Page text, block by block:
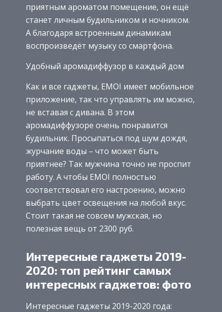
приятным ароматом помещение, он ещё
станет личным будильником и ночником.
А благодаря встроенным динамикам
воспроизведёт музыку со смартфона.
Удобный аромадиффузор в каждый дом
Как и все гаджеты, EMOI имеет мобильное
приложение, так что управлять им можно,
не вставая с дивана. В этом
аромадиффузоре очень понравится
будильник. Просыпаться под шум дождя,
журчание воды – что может быть
приятнее? Так мужчина точно не проспит
работу. А чтобы EMOI полностью
соответствовал его настроению, можно
выбрать цвет освещения на любой вкус.
Стоит такая не совсем мужская, но
полезная вещь от 2300 руб.
Интересные гаджеты 2019-
2020: топ рейтинг самых
интересных гаджетов: фото
Интересные гаджеты 2019-2020 года: